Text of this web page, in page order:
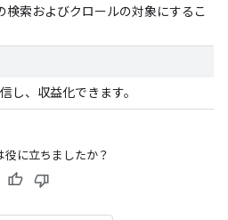
検索およびクロールの対象にするこ
し、収益化できます。
役に立ちましたか？